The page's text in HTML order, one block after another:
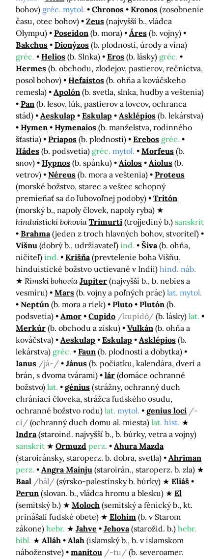
bohov) gréc. mytol. Chronos Kronos (zosobnenie
času, otec bohov)
Zeus (najvyšší b., vládca
Olympu)
Poseidon (b. mora) Áres (b. vojny)
Bakchus
Dionýzos (b. plodnosti, úrody a vína)
gréc.
Helios (b. Slnka) Eros (b. lásky) gréc.
Hermes (b. obchodu, zlodejov, pastierov, rečníctva,
posol bohov)
Hefaistos (b. ohňa a kováčskeho
remesla)
Apolón (b. svetla, slnka, hudby a veštenia)
Pan (b. lesov, lúk, pastierov a lovcov, ochranca
stád)
Aeskulap Eskulap Asklépios (b. lekárstva)
Hymen
Hymenaios (b. manželstva, rodinného
šťastia)
Priapos (b. plodnosti) Erebos gréc.
Hádes (b. podsvetia) gréc. mytol. Morfeus (b.
snov)
Hypnos (b. spánku) Aiolos Aiolus (b.
vetrov)
Néreus (b. mora a veštenia)
Proteus
(morské božstvo, starec a veštec schopný
premieňať sa do ľubovoľnej podoby)
Tritón
(morský b., napoly človek, napoly ryba)
hinduistickí bohovia Trimurti (trojjediný b.) sanskrit
Brahma (jeden z troch hlavných bohov, stvoriteľ)
Višnu (dobrý b., udržiavateľ) ind. Šiva (b. ohňa,
ničiteľ) ind. Krišňa (prevtelenie boha Višňu,
hinduistické božstvo uctievané v Indii) hind. náb.
Rímski bohovia Jupiter (najvyšší b., b. nebies a
vesmíru)
Mars (b. vojny a poľných prác) lat. mytol.
Neptún (b. mora a riek) Pluto Plutón (b.
podsvetia)
Amor Cupido /kupídó/ (b. lásky) lat.
Merkúr (b. obchodu a zisku) Vulkán (b. ohňa a
kováčstva)
Aeskulap Eskulap Asklépios (b.
lekárstva) gréc. Faun (b. plodnosti a dobytka)
Ianus /já-/ Jánus (b. počiatku, kalendára, dverí a
brán, s dvoma tvárami)
lár (domáce ochranné
božstvo) lat. génius (strážny, ochranný duch
chrániaci človeka, strážca ľudského osudu,
ochranné božstvo rodu) lat. mytol. genius loci /-
cí/ (ochranný duch domu al. miesta) lat. hist.
Indra (staroind. najvyšší b., b. búrky, vetra a vojny)
sanskrit
Ormuzd perz.
Ahura Mazda
(staroiránsky, staroperz. b. dobra, svetla)
Ahriman
perz.
Angra Mainju (staroirán., staroperz. b. zla)
Baal /bál/ (sýrsko-palestínsky b. búrky)
Eliáš
Perun (slovan. b., vládca hromu a blesku)
El
(semitský b.)
Moloch (semitský a fénický b., kt.
prinášali ľudské obete)
Elohim (b. v Starom
zákone) hebr. Jahve Jehova (starožid. b.) hebr.
bibl.
Alláh Alah (islamský b., b. v islamskom
náboženstve)
manitou /-tu/ (b. severoamer.